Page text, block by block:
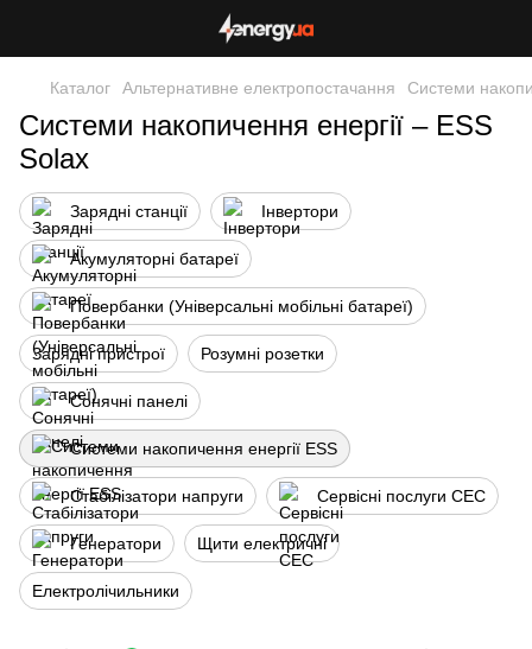
Каталог Альтернативне електропостачання Системи
Системи накопичення енергії – ESS
Solax
Зарядні станції Інвертори
Акумуляторні батареї
Повербанки (Універсальні мобільні батареї)
Зарядні пристрої Розумні розетки
Сонячні панелі
Системи накопичення енергії ESS
Стабілізатори напруги Сервісні послуги СЕС
Генератори Щити електричні
Електролічильники